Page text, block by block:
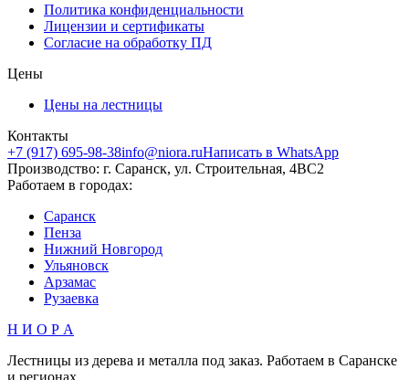
Политика конфиденциальности
Лицензии и сертификаты
Согласие на обработку ПД
Цены
Цены на лестницы
Контакты
+7 (917) 695-98-38info@niora.ruНаписать в WhatsApp
Производство: г. Саранск, ул. Строительная, 4ВС2
Работаем в городах:
Саранск
Пенза
Нижний Новгород
Ульяновск
Арзамас
Рузаевка
Н И О Р А
Лестницы из дерева и металла под заказ. Работаем в Саранске
и регионах.